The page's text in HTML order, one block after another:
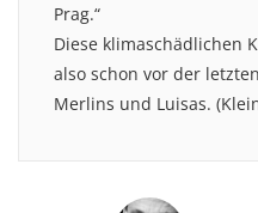
Prag.“
Diese klimaschädlichen
also schon vor der
Merlins und Luisas.